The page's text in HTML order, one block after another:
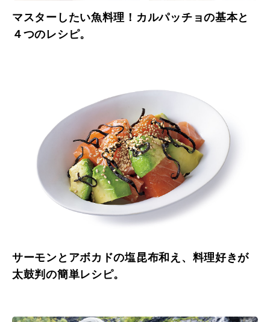
マスターしたい魚料理！カルパッチョの基本と
４つのレシピ。
サーモンとアボカドの塩昆布和え、料理好きが
太鼓判の簡単レシピ。